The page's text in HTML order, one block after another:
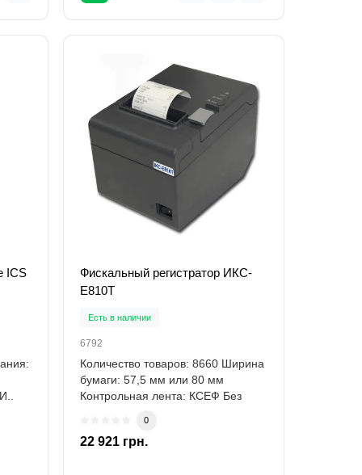
ІСS
Фискальный регистратор ИКС-
Е810Т
Есть в наличии
6792
Количество товаров: 8660 Ширина
бумаги: 57,5 мм или 80 мм
Контрольная лента: КСЕФ Без
0
22 921 грн.